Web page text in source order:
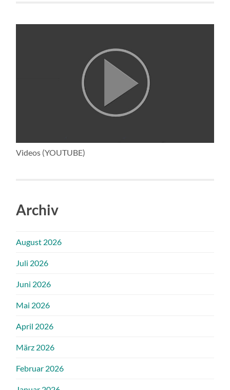
Videos (YOUTUBE)
Archiv
August 2026
Juli 2026
Juni 2026
Mai 2026
April 2026
März 2026
Februar 2026